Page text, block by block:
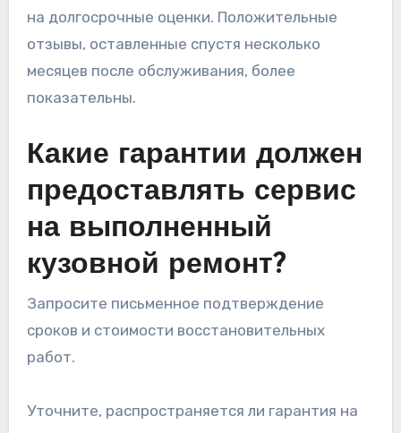
на долгосрочные оценки. Положительные
отзывы, оставленные спустя несколько
месяцев после обслуживания, более
показательны.
Какие гарантии должен
предоставлять сервис
на выполненный
кузовной ремонт?
Запросите письменное подтверждение
сроков и стоимости восстановительных
работ.
Уточните, распространяется ли гарантия на